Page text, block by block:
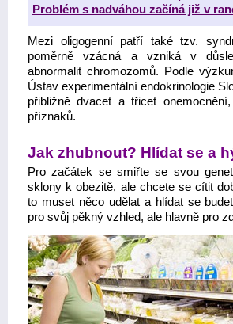
Problém s nadváhou začíná již v
Mezi oligogenní patří také tzv.
poměrně vzácná a vzniká v
abnormalit chromozomů. Podle
Ústav experimentální endokrinologie
přibližně dvacet a třicet
příznaků.
Jak zhubnout? Hlídat se a
Pro začátek se smiřte se svou
sklony k obezitě, ale chcete se cítit
to muset něco udělat a hlídat se
pro svůj pěkný vzhled, ale hlavně pro